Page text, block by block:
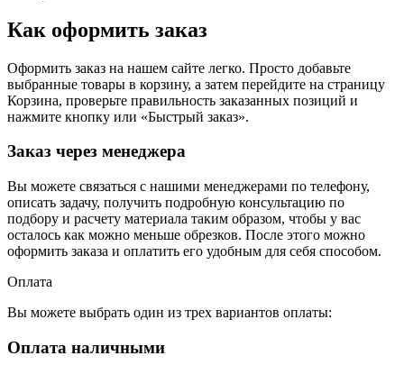
Как оформить заказ
Оформить заказ на нашем сайте легко. Просто добавьте
выбранные товары в корзину, а затем перейдите на страницу
Корзина, проверьте правильность заказанных позиций и
нажмите кнопку или «Быстрый заказ».
Заказ через менеджера
Вы можете связаться с нашими менеджерами по телефону,
описать задачу, получить подробную консультацию по
подбору и расчету материала таким образом, чтобы у вас
осталось как можно меньше обрезков. После этого можно
оформить заказа и оплатить его удобным для себя способом.
Оплата
Вы можете выбрать один из трех вариантов оплаты:
Оплата наличными